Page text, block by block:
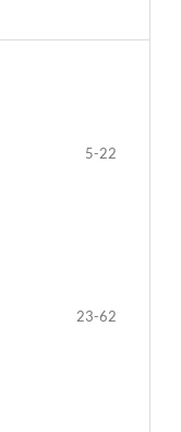
5-22
23-62